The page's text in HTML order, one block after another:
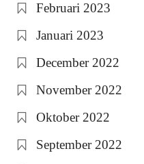
Februari 2023
Januari 2023
December 2022
November 2022
Oktober 2022
September 2022